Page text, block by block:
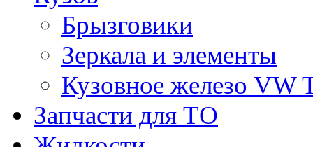
Брызговики
Зеркала и элементы
Кузовное железо VW
Запчасти для ТО